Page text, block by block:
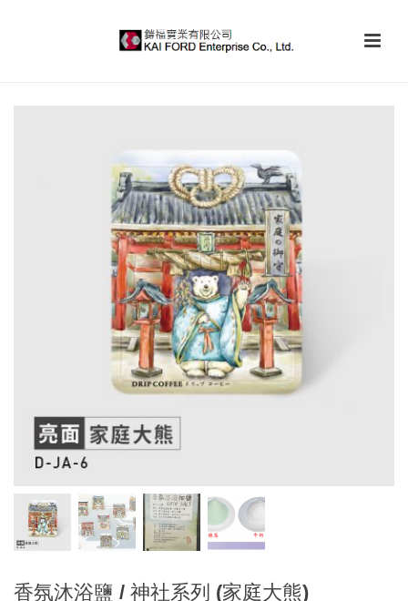
香氛沐浴鹽 / 神社系列 (家庭大熊)